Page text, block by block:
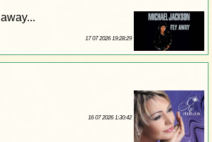
17 07 2026 19:28:29
16 07 2026 1:30:42